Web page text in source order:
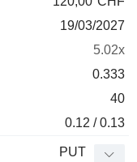
19/03/2027
5.02x
0.333
40
0.12 / 0.13
PUT